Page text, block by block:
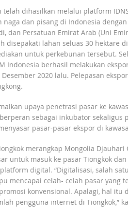
telah dihasilkan melalui platform
naga dan pisang di Indonesia
dan Persatuan Emirat Arab (Uni
disepakati lahan seluas 30 hektare
untuk perkebunan tersebut.
Indonesia berhasil melakukan
Desember 2020 lalu. Pelepasan
upaya penetrasi pasar ke
sebagai inkubator sekaligus
pasar-pasar ekspor di
merangkap Mongolia
untuk masuk ke pasar Tiongkok
digital. “Digitalisasi, salah
mencapai celah- celah pasar yang
konvensional. Apalagi, hal itu
pengguna internet di Tiongkok,”